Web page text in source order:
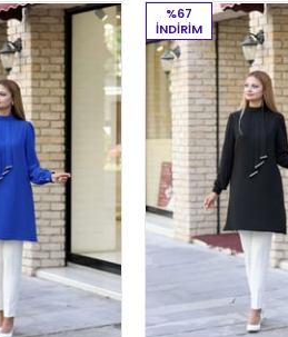
%67
İNDIRIM